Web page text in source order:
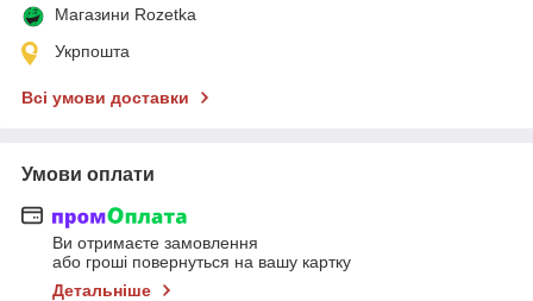
Магазини Rozetka
Укрпошта
Всі умови доставки
Умови оплати
Ви отримаєте замовлення
або гроші повернуться на вашу картку
Детальніше